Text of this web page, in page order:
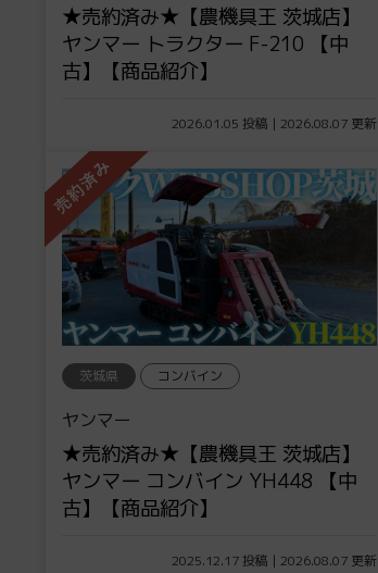
★売約済み★【農機具王 茨城店】
ヤンマー トラクター F-210 【中
古】【商品紹介】
2026.01.05 投稿 | 2026.08.07 更新
茨城県 コンバイン
ヤンマー
★売約済み★【農機具王 茨城店】
ヤンマー コンバイン YH448 【中
古】【商品紹介】
2025.12.17 投稿 | 2026.08.07 更新